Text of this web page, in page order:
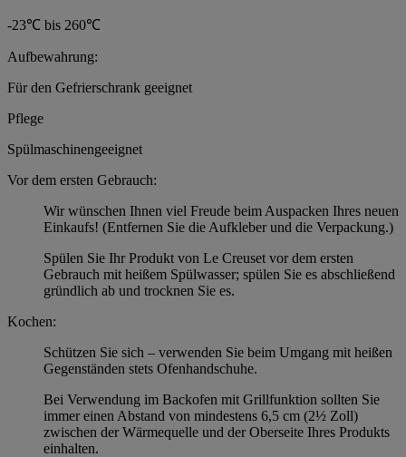
-23℃ bis 260℃
Aufbewahrung:
Für den Gefrierschrank geeignet
Pflege
Spülmaschinengeeignet
Vor dem ersten Gebrauch:
Wir wünschen Ihnen viel Freude beim Auspacken Ihres neuen
Einkaufs! (Entfernen Sie die Aufkleber und die Verpackung.)
Spülen Sie Ihr Produkt von Le Creuset vor dem ersten
Gebrauch mit heißem Spülwasser; spülen Sie es abschließend
gründlich ab und trocknen Sie es.
Kochen:
Schützen Sie sich – verwenden Sie beim Umgang mit heißen
Gegenständen stets Ofenhandschuhe.
Bei Verwendung im Backofen mit Grillfunktion sollten Sie
immer einen Abstand von mindestens 6,5 cm (2½ Zoll)
zwischen der Wärmequelle und der Oberseite Ihres Produkts
einhalten.